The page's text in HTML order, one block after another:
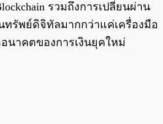
รวมถึงการเปลี่ยนผ่าน
ทรัพย์ดิจิทัลมากกว่าแค่เครื่องมือ
นาคตของการเงินยุคใหม่